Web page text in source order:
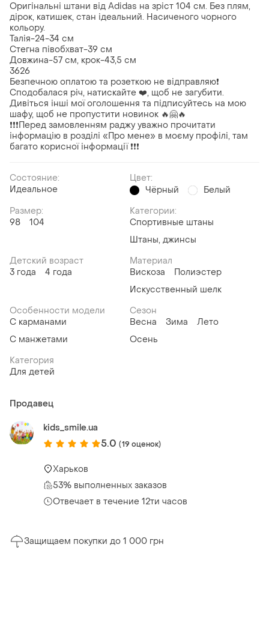
Оригінальні штани від Adidas на зріст 104 см. Без плям,
дірок, катишек, стан ідеальний. Насиченого чорного
кольору.
Талія-24-34 см
Стегна півобхват-39 см
Довжина-57 см, крок-43,5 см
3626
Безпечною оплатою та розеткою не відправляю❗️
Сподобалася річ, натискайте ❤️, щоб не загубити.
Дивіться інші мої оголошення та підписуйтесь на мою
шафу, щоб не пропустити новинок 🔥🤗🔥
❗️❗️❗️Перед замовленням раджу уважно прочитати
інформацію в розділі «Про мене» в моєму профілі, там
багато корисної інформації ❗️❗️❗️
Состояние:
Идеальное
Цвет:
Чёрный
Белый
Размер:
98
104
Категории:
Спортивные штаны
Штаны, джинсы
Детский возраст
3 года
4 года
Материал
Вискоза
Полиэстер
Искусственный шелк
Особенности модели
С карманами
С манжетами
Сезон
Весна
Зима
Лето
Осень
Категория
Для детей
Продавец
kids_smile.ua
5.0 (19 оценок)
Харьков
53% выполненных заказов
Отвечает в течение 12ти часов
Защищаем покупки до 1 000 грн